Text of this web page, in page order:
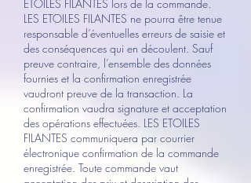
ETOILES FILANTES lors de la commande.
LES ETOILES FILANTES ne pourra être tenue
responsable d’éventuelles erreurs de saisie et
des conséquences qui en découlent. Sauf
preuve contraire, l’ensemble des données
fournies et la confirmation enregistrée
vaudront preuve de la transaction. La
confirmation vaudra signature et acceptation
des opérations effectuées. LES ETOILES
FILANTES communiquera par courrier
électronique confirmation de la commande
enregistrée. Toute commande vaut